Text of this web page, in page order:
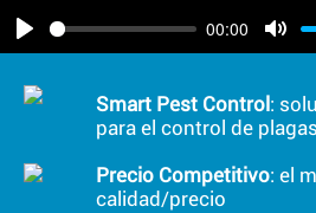
Play
00:00
Mute
Smart Pest Control:
para el control de
Precio Competitivo: el
calidad/precio